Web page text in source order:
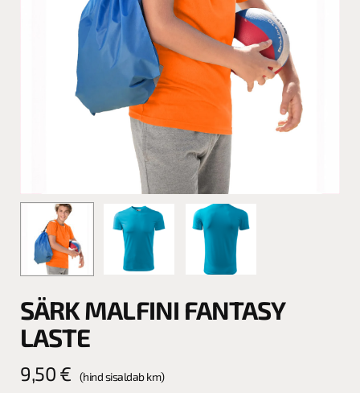
SÄRK MALFINI FANTASY
LASTE
9,50 € (hind sisaldab km)